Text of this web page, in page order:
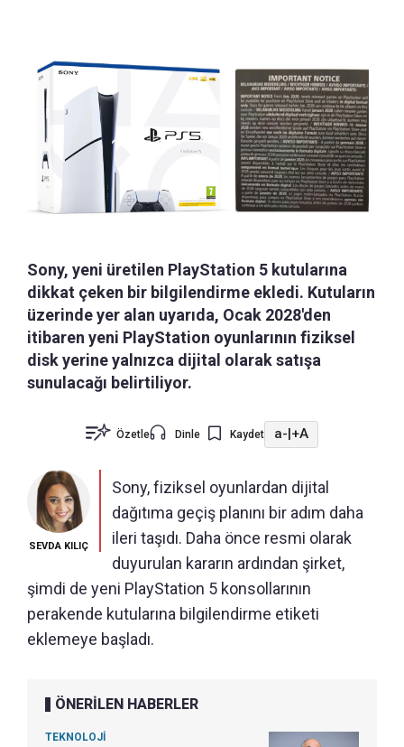
Sony, yeni üretilen PlayStation 5 kutularına
dikkat çeken bir bilgilendirme ekledi. Kutuların
üzerinde yer alan uyarıda, Ocak 2028'den
itibaren yeni PlayStation oyunlarının fiziksel
disk yerine yalnızca dijital olarak satışa
sunulacağı belirtiliyor.
Özetle Dinle Kaydet a-|+A
SEVDA KILIÇ
Sony, fiziksel oyunlardan dijital
dağıtıma geçiş planını bir adım daha
ileri taşıdı. Daha önce resmi olarak
duyurulan kararın ardından şirket,
şimdi de yeni PlayStation 5 konsollarının
perakende kutularına bilgilendirme etiketi
eklemeye başladı.
ÖNERİLEN HABERLER
TEKNOLOJİ